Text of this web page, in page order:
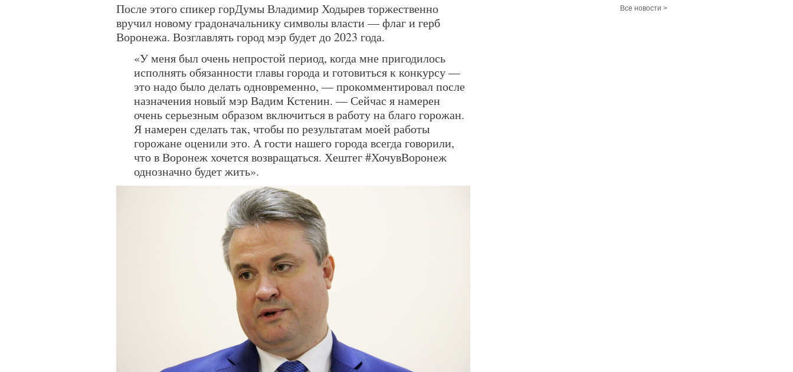
После этого спикер горДумы Владимир Ходырев торжественно
вручил новому градоначальнику символы власти — флаг и герб
Воронежа. Возглавлять город мэр будет до 2023 года.
«У меня был очень непростой период, когда мне пригодилось
исполнять обязанности главы города и готовиться к конкурсу —
это надо было делать одновременно, — прокомментировал после
назначения новый мэр Вадим Кстенин. — Сейчас я намерен
очень серьезным образом включиться в работу на благо горожан.
Я намерен сделать так, чтобы по результатам моей работы
горожане оценили это. А гости нашего города всегда говорили,
что в Воронеж хочется возвращаться. Хештег #ХочувВоронеж
однозначно будет жить».
Все новости >